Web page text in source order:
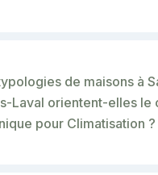
de maisons à
Laval orientent-elles le
pour Climatisation ?